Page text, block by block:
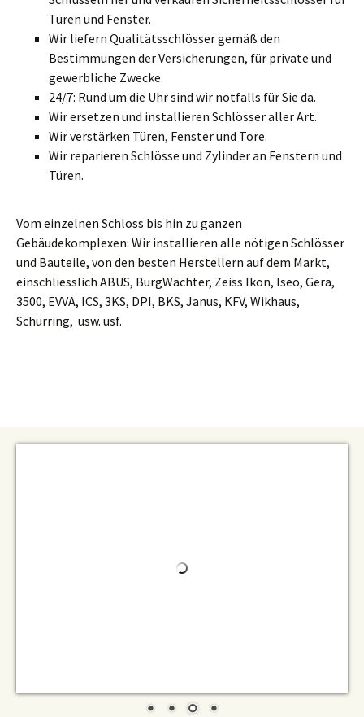
Türen und Fenster.
Wir liefern Qualitätsschlösser gemäß den
Bestimmungen der Versicherungen, für private und
gewerbliche Zwecke.
24/7: Rund um die Uhr sind wir notfalls für Sie da.
Wir ersetzen und installieren Schlösser aller Art.
Wir verstärken Türen, Fenster und Tore.
Wir reparieren Schlösse und Zylinder an Fenstern und
Türen.
Vom einzelnen Schloss bis hin zu ganzen
Gebäudekomplexen: Wir installieren alle nötigen Schlösser
und Bauteile, von den besten Herstellern auf dem Markt,
einschliesslich ABUS, BurgWächter, Zeiss Ikon, Iseo, Gera,
3500, EVVA, ICS, 3KS, DPI, BKS, Janus, KFV, Wikhaus,
Schürring, usw. usf.